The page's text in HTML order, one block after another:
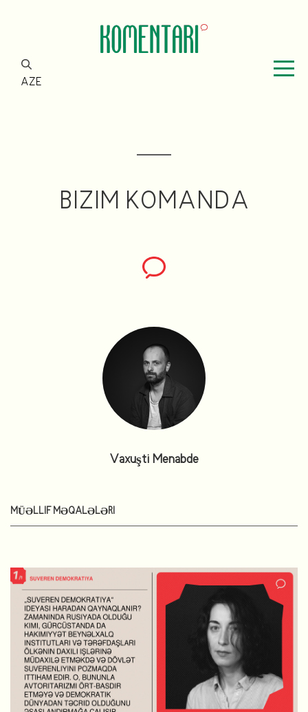
AZE
BIZIM KOMANDA
Vaxuşti Menabde
MÜƏLLIF MƏQALƏLƏRI